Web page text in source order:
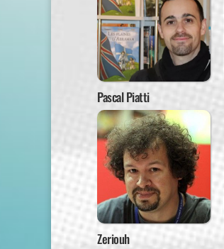
Pascal Piatti
Zeriouh